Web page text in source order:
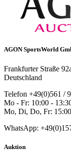
AGON SportsWorld
Frankfurter Straße
Deutschland
Telefon +49(0)561 /
Mo - Fr: 10:00 -
Mo, Di, Do, Fr:
WhatsApp:
Auktion